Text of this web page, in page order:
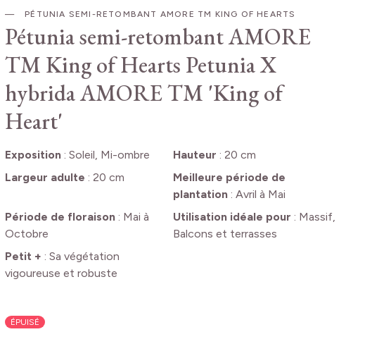
PÉTUNIA SEMI-RETOMBANT AMORE TM KING OF HEARTS
Pétunia semi-retombant AMORE
TM King of Hearts Petunia X
hybrida AMORE TM 'King of
Heart'
Exposition: Soleil, Mi-ombre Hauteur : 20 cm
Largeur adulte : 20 cm
Meilleure période de
plantation: Avril à Mai
Période de floraison: Mai à
Octobre
Utilisation idéale pour : Massif,
Balcons et terrasses
Petit + : Sa végétation
vigoureuse et robuste
ÉPUISÉ